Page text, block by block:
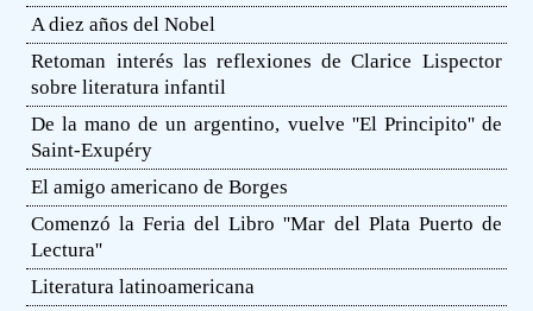
A diez años del Nobel
Retoman interés las reflexiones de Clarice Lispector
sobre literatura infantil
De la mano de un argentino, vuelve ''El Principito'' de
Saint-Exupéry
El amigo americano de Borges
Comenzó la Feria del Libro ''Mar del Plata Puerto de
Lectura''
Literatura latinoamericana